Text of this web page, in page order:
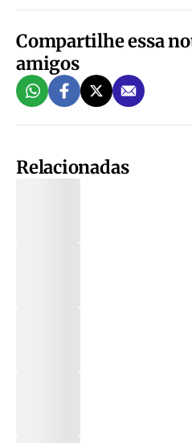
Compartilhe essa
amigos
Relacionadas